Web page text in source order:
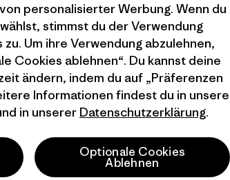
Rights Reserved.
personalisierter Werbung. Wenn du
stimmst du der Verwendung
Um ihre Verwendung abzulehnen,
Cookies ablehnen“. Du kannst deine
ändern, indem du auf „Präferenzen
Informationen findest du in
in unserer Datenschutzerklärung.
Optionale Cookies
Ablehnen